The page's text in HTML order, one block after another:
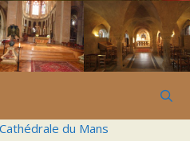
Cathédrale du Mans